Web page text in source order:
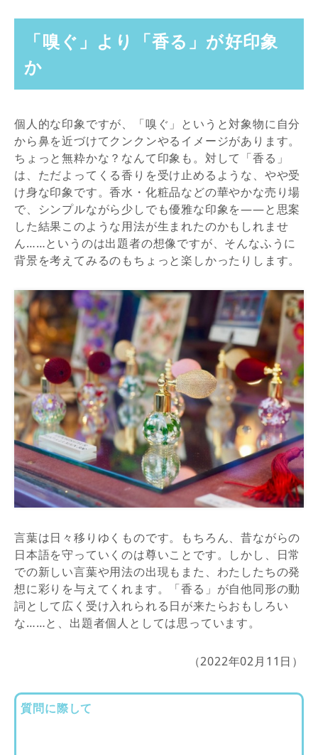
「嗅ぐ」より「香る」が好印象
か
個人的な印象ですが、「嗅ぐ」というと対象物に自分
から鼻を近づけてクンクンやるイメージがあります。
ちょっと無粋かな？なんて印象も。対して「香る」
は、ただよってくる香りを受け止めるような、やや受
け身な印象です。香水・化粧品などの華やかな売り場
で、シンプルながら少しでも優雅な印象を——と思案
した結果このような用法が生まれたのかもしれませ
ん……というのは出題者の想像ですが、そんなふうに
背景を考えてみるのもちょっと楽しかったりします。
言葉は日々移りゆくものです。もちろん、昔ながらの
日本語を守っていくのは尊いことです。しかし、日常
での新しい言葉や用法の出現もまた、わたしたちの発
想に彩りを与えてくれます。「香る」が自他同形の動
詞として広く受け入れられる日が来たらおもしろい
な……と、出題者個人としては思っています。
（2022年02月11日）
質問に際して